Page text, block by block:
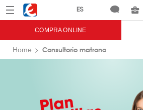
Menú Eroski
COMPRA ONLINE
Home Consultorio matrona